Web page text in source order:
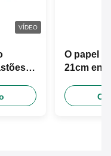
VÍDEO
O papel
21cm